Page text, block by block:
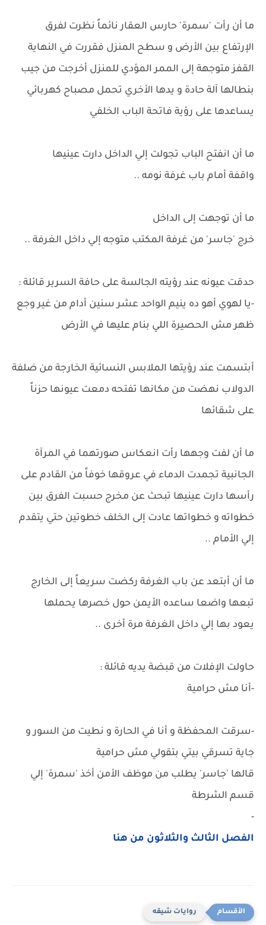
ما أن رأت 'سمرة' حارس العقار نائماً نظرت لفرق
الإرتفاع بين الأرض و سطح المنزل فقررت في النهاية
القفز متوجهة إلى الممر المؤدي للمنزل أخرجت من جيب
بنطالها آلة حادة و يدها الأخري تحمل مصباح كهربائي
يساعدها على رؤية فاتحة الباب الخلفي
ما أن انفتح الباب تجولت إلي الداخل دارت عينيها
واقفة أمام باب غرفة نومه ..
ما أن توجهت إلى الداخل
خرج 'جاسر' من غرفة المكتب متوجه إلي داخل الغرفة ..
حدقت عيونه عند رؤيته الجالسة على حافة السرير قائلة :
-يا لهوي أهو ده ينيم الواحد عشر سنين أدام من غير وجع
ظهر مش الحصيرة اللي بنام عليها في الأرض
أبتسمت عند رؤيتها الملابس النسائية الخارجة من ضلفة
الدولاب نهضت من مكانها تفتحه دمعت عيونها حزناً
على شقائها
ما أن لفت وجهها رأت انعكاس صورتهما في المرآة
الجانبية تجمدت الدماء في عروقها خوفاً من القادم على
رأسها دارت عينيها تبحث عن مخرج حسبت الفرق بين
خطواته و خطواتها عادت إلى الخلف خطوتين حتي يتقدم
إلي الأمام ..
ما أن أبتعد عن باب الغرفة ركضت سريعاً إلى الخارج
تبعها واضعا ساعده الأيمن حول خصرها يحملها
يعود بها إلي داخل الغرفة مرة أخرى ..
حاولت الإفلات من قبضة يديه قائلة :
-أنا مش حرامية
-سرقت المحفظة و أنا في الحارة و نطيت من السور و
جاية تسرقي بيتي بتقولي مش حرامية
قالها 'جاسر' يطلب من موظف الأمن أخذ 'سمرة' إلي
قسم الشرطة
-
الفصل الثالث والثلاثون من هنا
روايات شيقه